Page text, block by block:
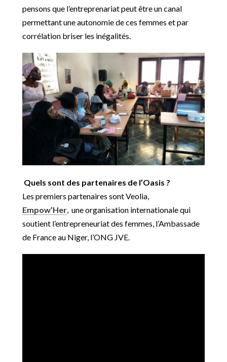
pensons que l’entreprenariat peut être un canal
permettant une autonomie de ces femmes et par
corrélation briser les inégalités.
Quels sont des partenaires de l’Oasis ?
Les premiers partenaires sont Veolia,
Empow’Her, une organisation internationale qui
soutient l’entrepreneuriat des femmes, l’Ambassade
de France au Niger, l’ONG JVE.